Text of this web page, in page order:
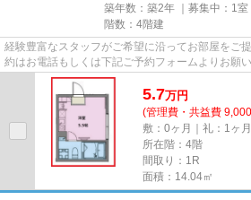
築年数：築2年 ｜募集中： 1室
階数：4階建
経験豊富なスタッフがご希望に沿ってお部屋をご
約はお電話もしくは下記ご予約フォームよりお願い
5.7万円
(管理費・共益費
敷：0ヶ月｜礼：1ヶ月
所在階：4階
間取り：1R
面積：14.04㎡